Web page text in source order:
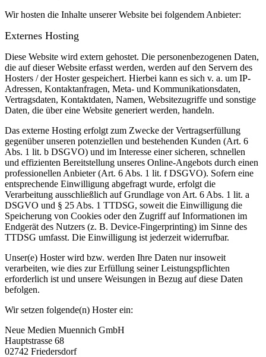
Wir hosten die Inhalte unserer Website bei folgendem Anbieter:
Externes Hosting
Diese Website wird extern gehostet. Die personenbezogenen Daten,
die auf dieser Website erfasst werden, werden auf den Servern des
Hosters / der Hoster gespeichert. Hierbei kann es sich v. a. um IP-
Adressen, Kontaktanfragen, Meta- und Kommunikationsdaten,
Vertragsdaten, Kontaktdaten, Namen, Websitezugriffe und sonstige
Daten, die über eine Website generiert werden, handeln.
Das externe Hosting erfolgt zum Zwecke der Vertragserfüllung
gegenüber unseren potenziellen und bestehenden Kunden (Art. 6
Abs. 1 lit. b DSGVO) und im Interesse einer sicheren, schnellen
und effizienten Bereitstellung unseres Online-Angebots durch einen
professionellen Anbieter (Art. 6 Abs. 1 lit. f DSGVO). Sofern eine
entsprechende Einwilligung abgefragt wurde, erfolgt die
Verarbeitung ausschließlich auf Grundlage von Art. 6 Abs. 1 lit. a
DSGVO und § 25 Abs. 1 TTDSG, soweit die Einwilligung die
Speicherung von Cookies oder den Zugriff auf Informationen im
Endgerät des Nutzers (z. B. Device-Fingerprinting) im Sinne des
TTDSG umfasst. Die Einwilligung ist jederzeit widerrufbar.
Unser(e) Hoster wird bzw. werden Ihre Daten nur insoweit
verarbeiten, wie dies zur Erfüllung seiner Leistungspflichten
erforderlich ist und unsere Weisungen in Bezug auf diese Daten
befolgen.
Wir setzen folgende(n) Hoster ein:
Neue Medien Muennich GmbH
Hauptstrasse 68
02742 Friedersdorf